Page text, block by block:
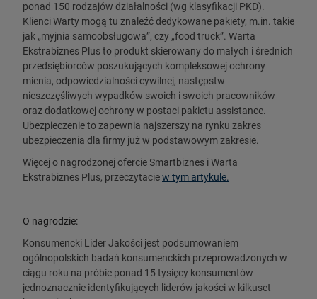
ponad 150 rodzajów działalności (wg klasyfikacji PKD).
Klienci Warty mogą tu znaleźć dedykowane pakiety, m.in. takie
jak „myjnia samoobsługowa”, czy „food truck”. Warta
Ekstrabiznes Plus to produkt skierowany do małych i średnich
przedsiębiorców poszukujących kompleksowej ochrony
mienia, odpowiedzialności cywilnej, następstw
nieszczęśliwych wypadków swoich i swoich pracowników
oraz dodatkowej ochrony w postaci pakietu assistance.
Ubezpieczenie to zapewnia najszerszy na rynku zakres
ubezpieczenia dla firmy już w podstawowym zakresie.
Więcej o nagrodzonej ofercie Smartbiznes i Warta
Ekstrabiznes Plus, przeczytaciew tym artykule.
O nagrodzie:
Konsumencki Lider Jakości jest podsumowaniem
ogólnopolskich badań konsumenckich przeprowadzonych w
ciągu roku na próbie ponad 15 tysięcy konsumentów
jednoznacznie identyfikujących liderów jakości w kilkuset